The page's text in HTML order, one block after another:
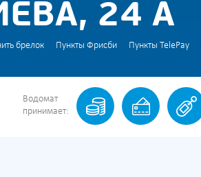
24 А
брелок Пункты Фрисби Пункты TelePay
Водомат
принимает: